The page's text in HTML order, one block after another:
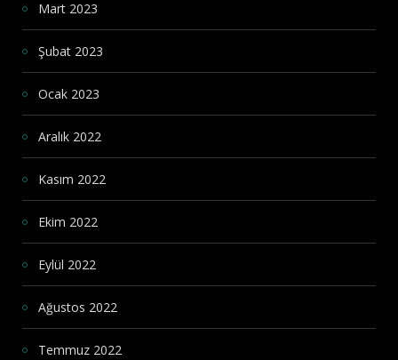
Mart 2023
Şubat 2023
Ocak 2023
Aralık 2022
Kasım 2022
Ekim 2022
Eylül 2022
Ağustos 2022
Temmuz 2022